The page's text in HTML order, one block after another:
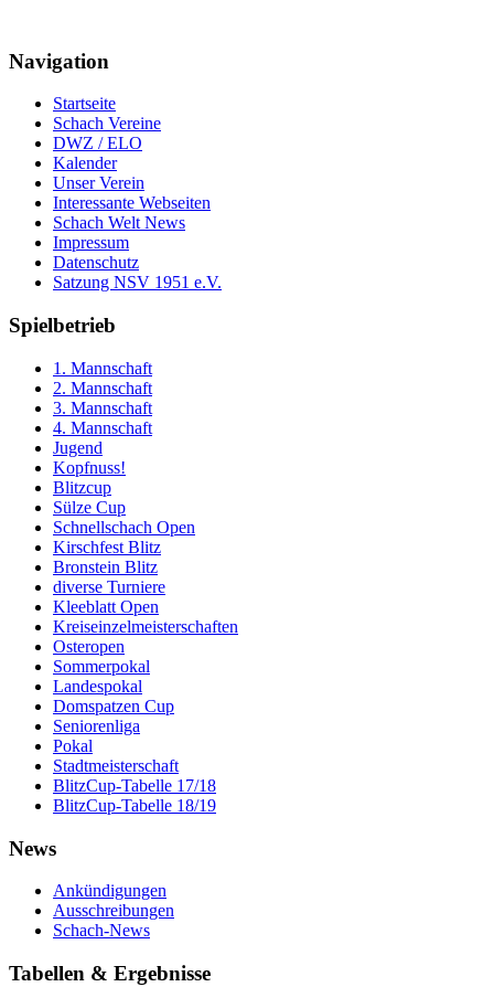
Navigation
Startseite
Schach Vereine
DWZ / ELO
Kalender
Unser Verein
Interessante Webseiten
Schach Welt News
Impressum
Datenschutz
Satzung NSV 1951 e.V.
Spielbetrieb
1. Mannschaft
2. Mannschaft
3. Mannschaft
4. Mannschaft
Jugend
Kopfnuss!
Blitzcup
Sülze Cup
Schnellschach Open
Kirschfest Blitz
Bronstein Blitz
diverse Turniere
Kleeblatt Open
Kreiseinzelmeisterschaften
Osteropen
Sommerpokal
Landespokal
Domspatzen Cup
Seniorenliga
Pokal
Stadtmeisterschaft
BlitzCup-Tabelle 17/18
BlitzCup-Tabelle 18/19
News
Ankündigungen
Ausschreibungen
Schach-News
Tabellen & Ergebnisse